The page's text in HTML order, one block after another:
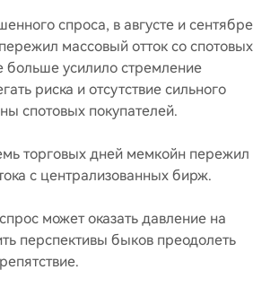
спроса, в августе и сентябре
массовый отток со спотовых
больше усилило стремление
риска и отсутствие сильного
спотовых покупателей.
торговых дней мемкойн пережил
с централизованных бирж.
может оказать давление на
перспективы быков преодолеть